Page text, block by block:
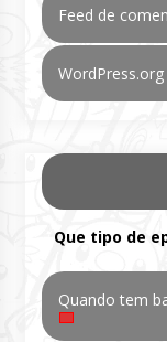
Feed de
WordPress.org
Que tipo de
Quando tem